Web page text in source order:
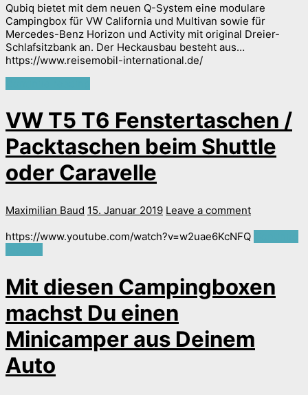
Qubiq bietet mit dem neuen Q-System eine modulare
Campingbox für VW California und Multivan sowie für
Mercedes-Benz Horizon und Activity mit original Dreier-
Schlafsitzbank an. Der Heckausbau besteht aus…
https://www.reisemobil-international.de/
VW T5 T6 Fenstertaschen /
Packtaschen beim Shuttle
oder Caravelle
Maximilian Baud 15. Januar 2019 Leave a comment
https://www.youtube.com/watch?v=w2uae6KcNFQ
Mit diesen Campingboxen
machst Du einen
Minicamper aus Deinem
Auto